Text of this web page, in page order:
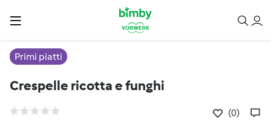
Primi piatti
Crespelle ricotta e funghi
(0)